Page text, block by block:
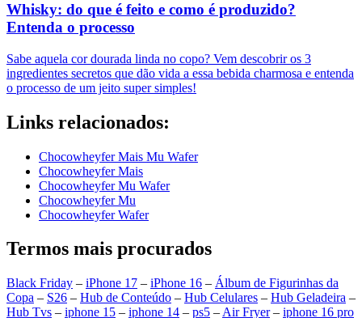
Whisky: do que é feito e como é produzido?
Entenda o processo
Sabe aquela cor dourada linda no copo? Vem descobrir os 3
ingredientes secretos que dão vida a essa bebida charmosa e entenda
o processo de um jeito super simples!
Links relacionados:
Chocowheyfer Mais Mu Wafer
Chocowheyfer Mais
Chocowheyfer Mu Wafer
Chocowheyfer Mu
Chocowheyfer Wafer
Termos mais procurados
Black Friday – iPhone 17 – iPhone 16 – Álbum de Figurinhas da
Copa – S26 – Hub de Conteúdo – Hub Celulares – Hub Geladeira –
Hub Tvs – iphone 15 – iphone 14 – ps5 – Air Fryer– iphone 16 pro